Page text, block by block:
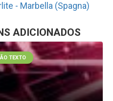
- Marbella (Spagna)
ADICIONADOS
TEXTO